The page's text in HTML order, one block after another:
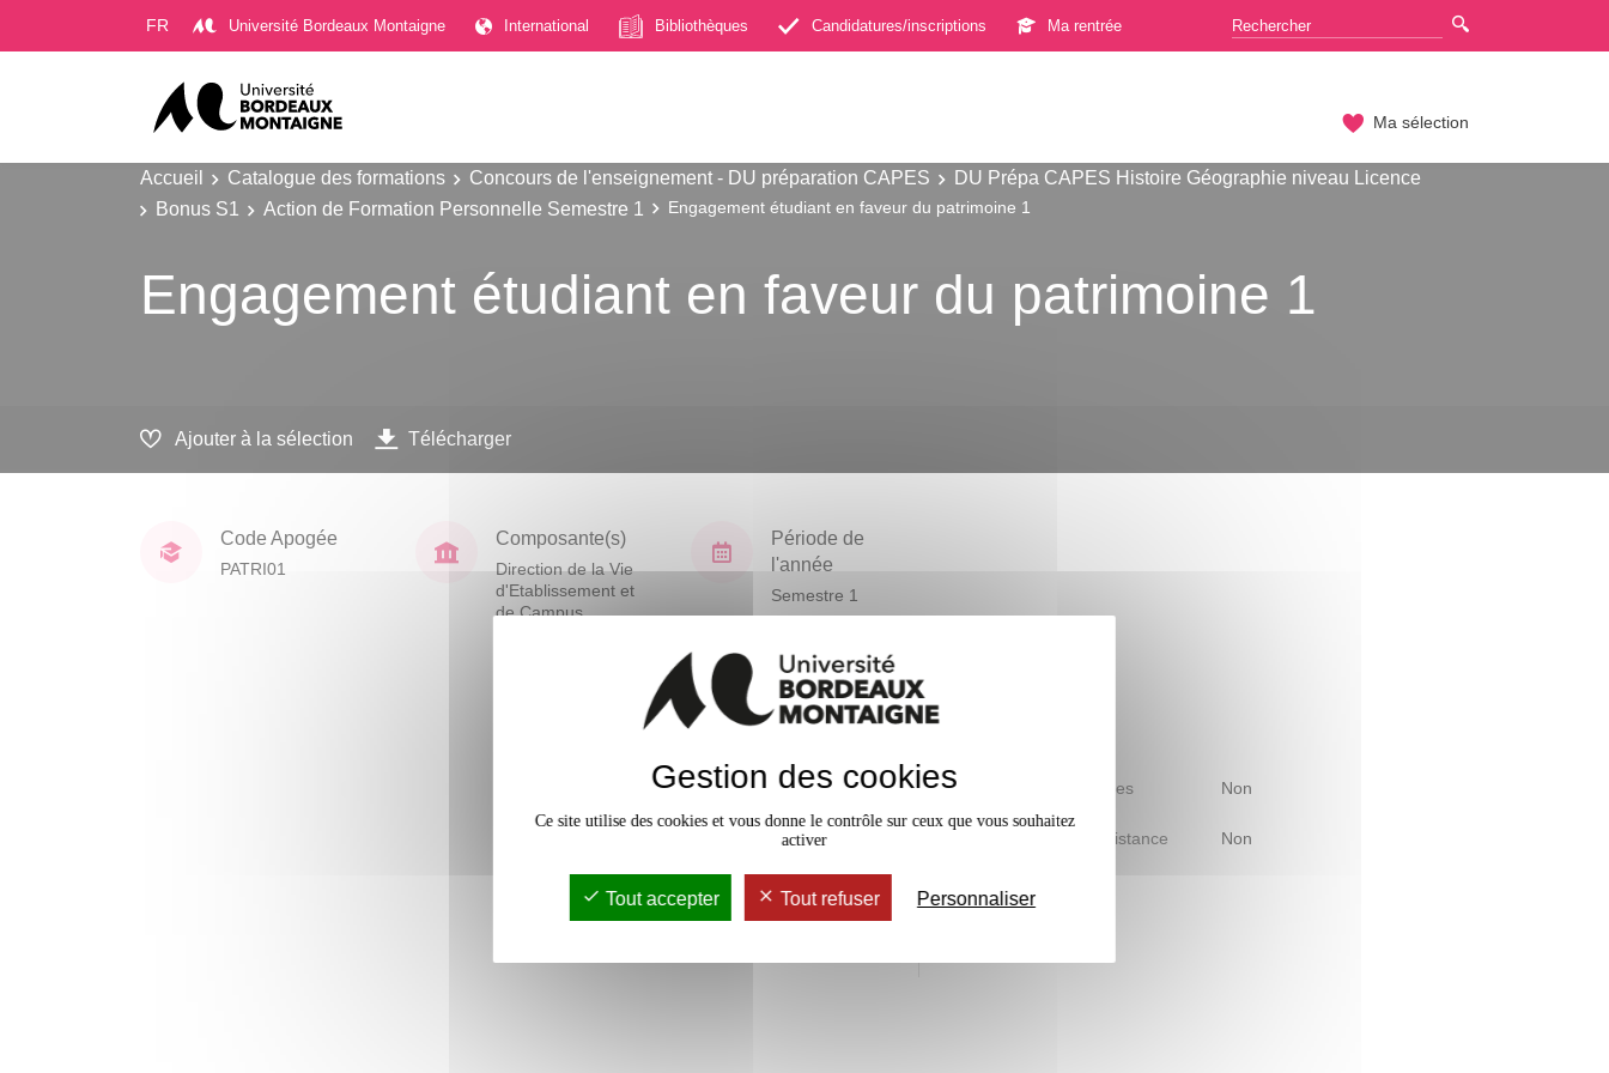
FR Université Bordeaux Montaigne International Bibliothèques Candidatures/inscriptions Ma rentrée
Ma sélection
Accueil Catalogue des formations Concours de l'enseignement - DU préparation CAPES
DU Prépa CAPES Histoire Géographie niveau Licence
Bonus S1
Action de Formation Personnelle Semestre 1 Engagement étudiant en faveur du patrimoine 1
Engagement étudiant en faveur du patrimoine 1
Ajouter à la sélection Télécharger
Code Apogée
PATRI01
Composante(s)
Direction de la Vie
d'Etablissement et
de Campus
Période de
l'année
Semestre 1
Mobilité d'études Non
Accessible à distance Non
Gestion des cookies
Ce site utilise des cookies et vous donne le contrôle sur ceux que vous souhaitez
activer
Tout accepter Tout refuser Personnaliser